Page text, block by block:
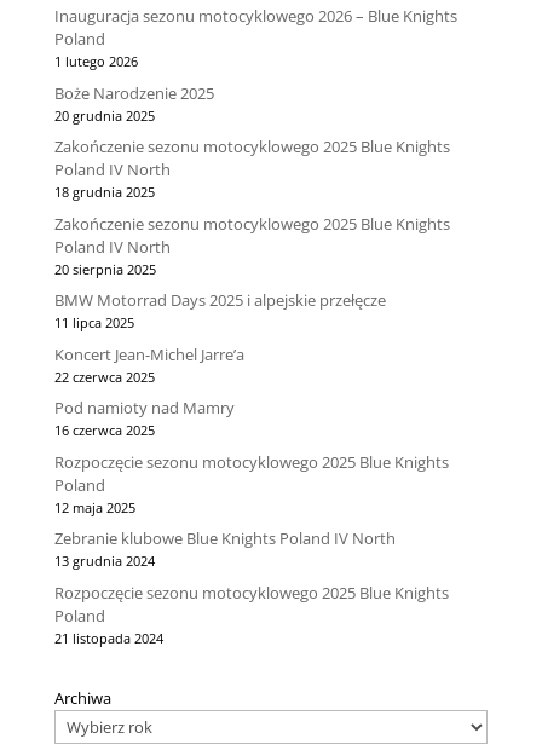
Inauguracja sezonu motocyklowego 2026 – Blue Knights
Poland
1 lutego 2026
Boże Narodzenie 2025
20 grudnia 2025
Zakończenie sezonu motocyklowego 2025 Blue Knights
Poland IV North
18 grudnia 2025
Zakończenie sezonu motocyklowego 2025 Blue Knights
Poland IV North
20 sierpnia 2025
BMW Motorrad Days 2025 i alpejskie przełęcze
11 lipca 2025
Koncert Jean-Michel Jarre’a
22 czerwca 2025
Pod namioty nad Mamry
16 czerwca 2025
Rozpoczęcie sezonu motocyklowego 2025 Blue Knights
Poland
12 maja 2025
Zebranie klubowe Blue Knights Poland IV North
13 grudnia 2024
Rozpoczęcie sezonu motocyklowego 2025 Blue Knights
Poland
21 listopada 2024
Archiwa